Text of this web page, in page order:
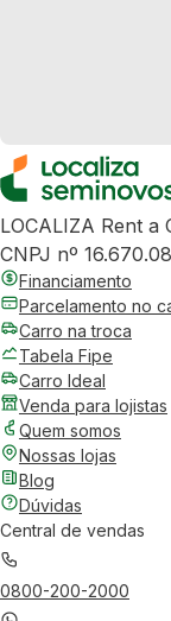
LOCALIZA Rent a
CNPJ nº
Financiamento
Parcelamento no
Carro na troca
Tabela Fipe
Carro Ideal
Venda para lojistas
Quem somos
Nossas lojas
Blog
Dúvidas
Central de vendas
0800-200-2000